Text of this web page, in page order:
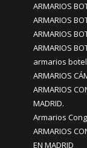
ARMARIOS
ARMARIOS
ARMARIOS
ARMARIOS
armarios
ARMARIOS
ARMARIOS
MADRID.
Armarios
ARMARIOS
EN MADRID